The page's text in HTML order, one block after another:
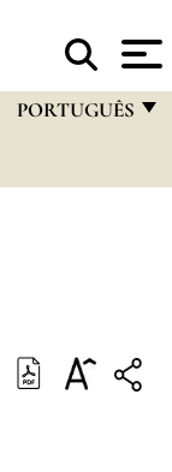
PORTUGUÊS
DEUTSCH